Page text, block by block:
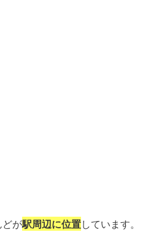
が駅周辺に位置しています。